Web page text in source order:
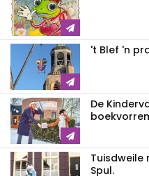
't Blef 'n
De
Tuisdweile
Spul.